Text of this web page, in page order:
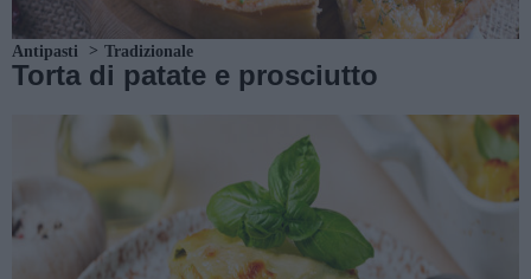
Antipasti Tradizionale
Torta di patate e prosciutto